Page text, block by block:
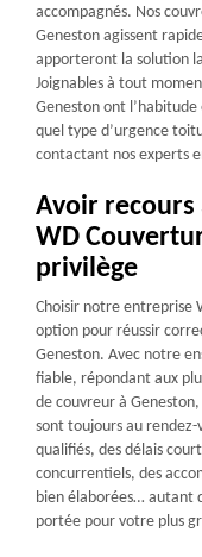
accompagnés. Nos
Geneston agissent
apporteront la solution
Joignables à tout
Geneston ont
quel type d’urgence
contactant nos experts
Avoir recours
WD
privilège
Choisir notre entreprise
option pour réussir
Geneston. Avec notre
fiable, répondant aux
de couvreur à
sont toujours au
qualifiés, des délais
concurrentiels, des
bien élaborées… autant
portée pour votre plus